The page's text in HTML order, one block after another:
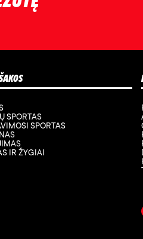
SPORTAS
SPORTAS
IR ŽYGIAI